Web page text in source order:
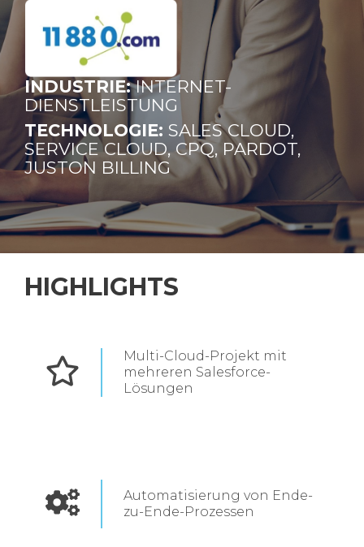
INDUSTRIE:INTERNET-
DIENSTLEISTUNG
TECHNOLOGIE: SALES CLOUD,
SERVICE CLOUD, CPQ, PARDOT,
JUSTON BILLING
HIGHLIGHTS
Multi-Cloud-Projekt mit
mehreren Salesforce-
Lösungen
Automatisierung von Ende-
zu-Ende-Prozessen